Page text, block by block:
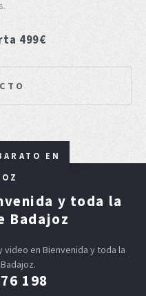
499€
EN
y toda la
Badajoz
en Bienvenida y toda la
198